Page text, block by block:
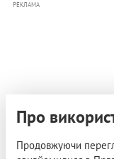
РЕКЛАМА
Про
Продовжуючи